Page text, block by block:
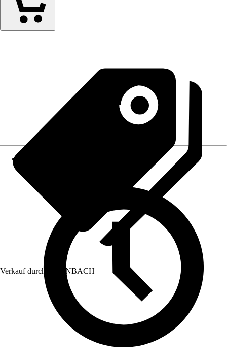
Verkauf durch: HORNBACH